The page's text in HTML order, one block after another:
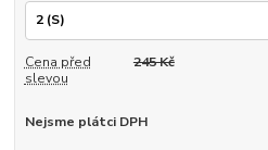
Cena před
slevou
245 Kč
Nejsme plátci DPH